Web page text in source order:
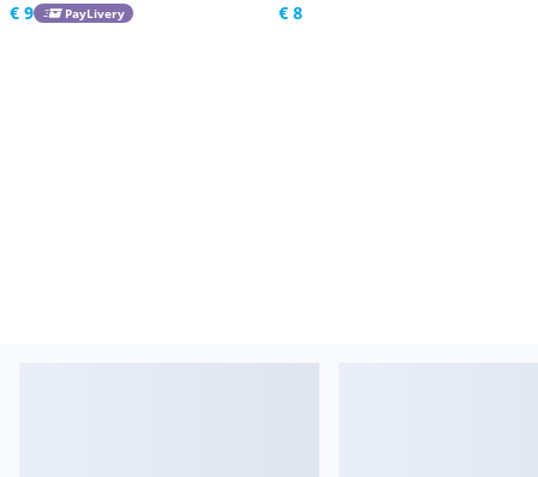
€ 9
PayLivery
€ 8